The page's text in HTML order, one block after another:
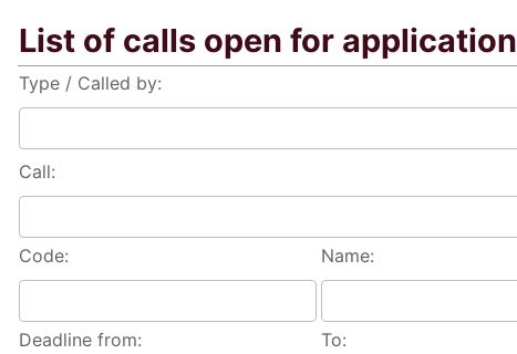
List of calls open for application
Type / Called by:
Call:
Code: Name:
Deadline from: To: